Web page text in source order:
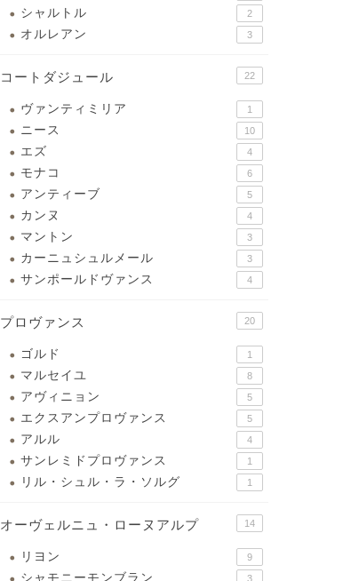
シャルトル 2
オルレアン 3
コートダジュール 22
ヴァンティミリア 1
ニース 10
エズ 4
モナコ 6
アンティーブ 5
カンヌ 4
マントン 3
カーニュシュルメール 3
サンポールドヴァンス 4
プロヴァンス 20
ゴルド 1
マルセイユ 8
アヴィニョン 5
エクスアンプロヴァンス 5
アルル 4
サンレミドプロヴァンス 1
リル・シュル・ラ・ソルグ 1
オーヴェルニュ・ローヌアルプ 14
リヨン 9
シャモニーモンブラン 3